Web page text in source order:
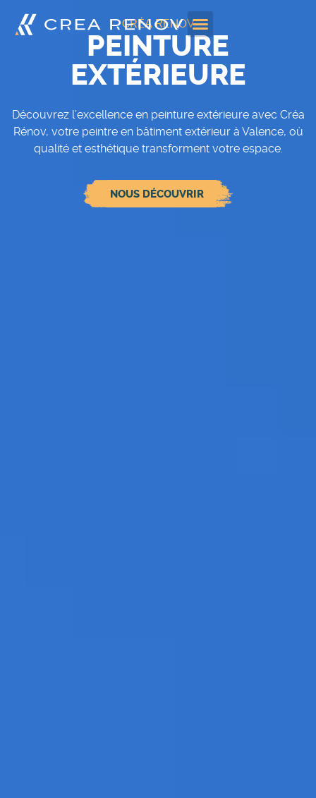
CRÉA RENOV
PEINTURE
EXTÉRIEURE
Découvrez l’excellence en peinture extérieure avec Créa
Rénov, votre peintre en bâtiment extérieur à Valence, où
qualité et esthétique transforment votre espace.
NOUS DÉCOUVRIR